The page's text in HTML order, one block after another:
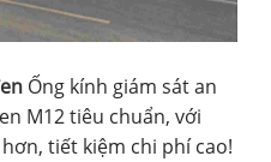
Ống kính giám sát an
M12 tiêu chuẩn, với
tiết kiệm chi phí cao!